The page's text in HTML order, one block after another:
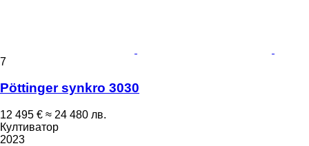
7
Pöttinger synkro 3030
12 495 € ≈ 24 480 лв.
Култиватор
2023